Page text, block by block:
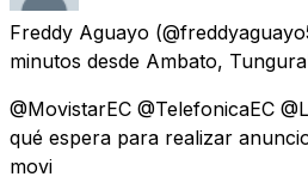
Freddy Aguayo
minutos desde Ambato,
@MovistarEC @TelefonicaEC
qué espera para realizar
movi